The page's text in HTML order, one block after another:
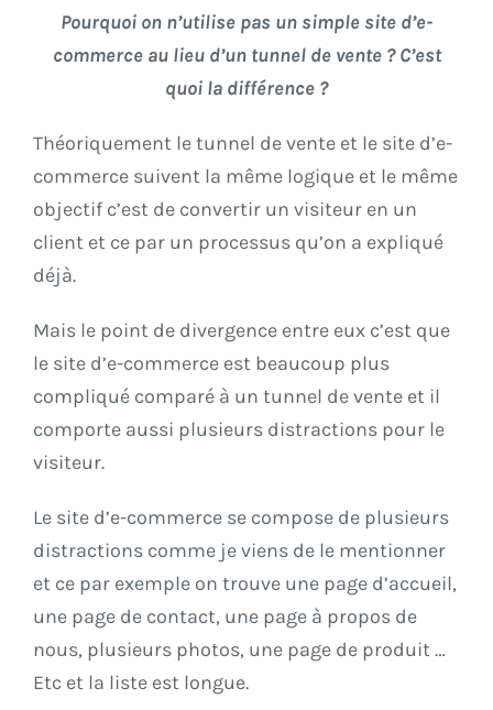
Pourquoi on n’utilise pas un simple site d’e-
commerce au lieu d’un tunnel de vente ? C’est
quoi la différence ?
Théoriquement le tunnel de vente et le site d’e-
commerce suivent la même logique et le même
objectif c’est de convertir un visiteur en un
client et ce par un processus qu’on a expliqué
déjà.
Mais le point de divergence entre eux c’est que
le site d’e-commerce est beaucoup plus
compliqué comparé à un tunnel de vente et il
comporte aussi plusieurs distractions pour le
visiteur.
Le site d’e-commerce se compose de plusieurs
distractions comme je viens de le mentionner
et ce par exemple on trouve une page d’accueil,
une page de contact, une page à propos de
nous, plusieurs photos, une page de produit …
Etc et la liste est longue.